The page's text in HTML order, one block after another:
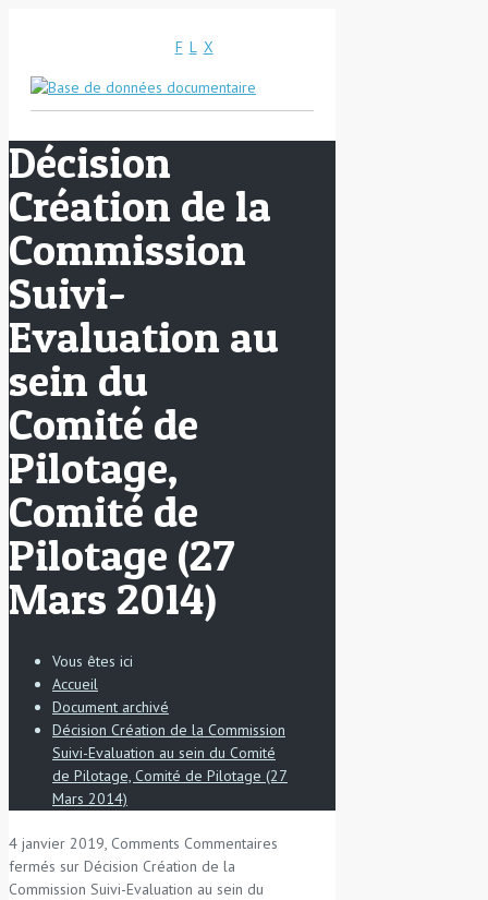
F L X
Décision
Création de la
Commission
Suivi-
Evaluation au
sein du
Comité de
Pilotage,
Comité de
Pilotage (27
Mars 2014)
Vous êtes ici
Accueil
Document archivé
Décision Création de la Commission
Suivi-Evaluation au sein du Comité
de Pilotage, Comité de Pilotage (27
Mars 2014)
4 janvier 2019, Comments Commentaires
fermés sur Décision Création de la
Commission Suivi-Evaluation au sein du